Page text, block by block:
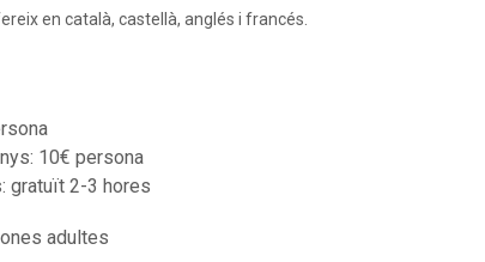
en català, castellà, anglés i francés.
10€ persona
gratuït 2-3 hores
adultes